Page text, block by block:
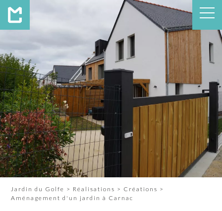
Jardin du Golfe > Réalisations > Créations >
Aménagement d'un jardin à Carnac